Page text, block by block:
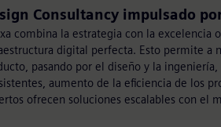
Consultancy impulsado
combina la estrategia con la excelencia
digital perfecta. Esto permite a
pasando por el diseño y la
aumento de la eficiencia de los
ofrecen soluciones escalables con el